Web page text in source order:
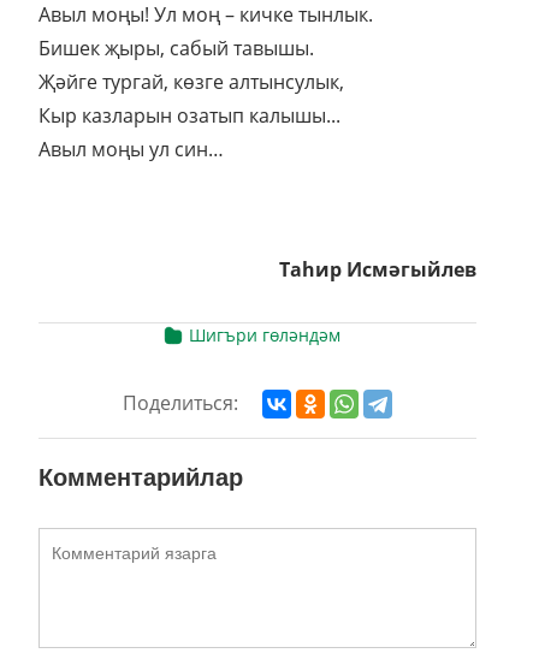
Авыл моңы! Ул моң – кичке тынлык.
Бишек җыры, сабый тавышы.
Җәйге тургай, көзге алтынсулык,
Кыр казларын озатып калышы...
Авыл моңы ул син…
Таhир Исмәгыйлев
Шигъри гөләндәм
Поделиться:
Комментарийлар